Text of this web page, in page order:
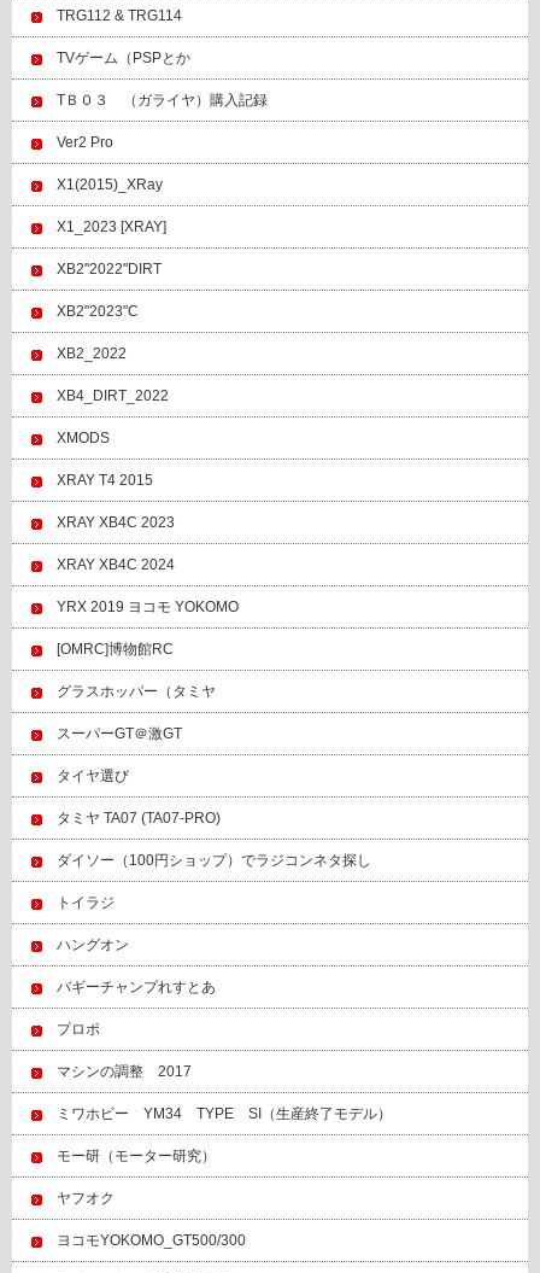
TRG112 & TRG114
TVゲーム（PSPとか
TＢ０３ （ガライヤ）購入記録
Ver2 Pro
X1(2015)_XRay
X1_2023 [XRAY]
XB2"2022"DIRT
XB2"2023"C
XB2_2022
XB4_DIRT_2022
XMODS
XRAY T4 2015
XRAY XB4C 2023
XRAY XB4C 2024
YRX 2019 ヨコモ YOKOMO
[OMRC]博物館RC
グラスホッパー（タミヤ
スーパーGT＠激GT
タイヤ選び
タミヤ TA07 (TA07-PRO)
ダイソー（100円ショップ）でラジコンネタ探し
トイラジ
ハングオン
バギーチャンプれすとあ
プロポ
マシンの調整 2017
ミワホビー YM34 TYPE SI（生産終了モデル）
モー研（モーター研究）
ヤフオク
ヨコモYOKOMO_GT500/300